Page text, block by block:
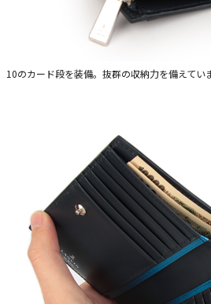
10のカード段を装備。抜群の収納力を備えていま